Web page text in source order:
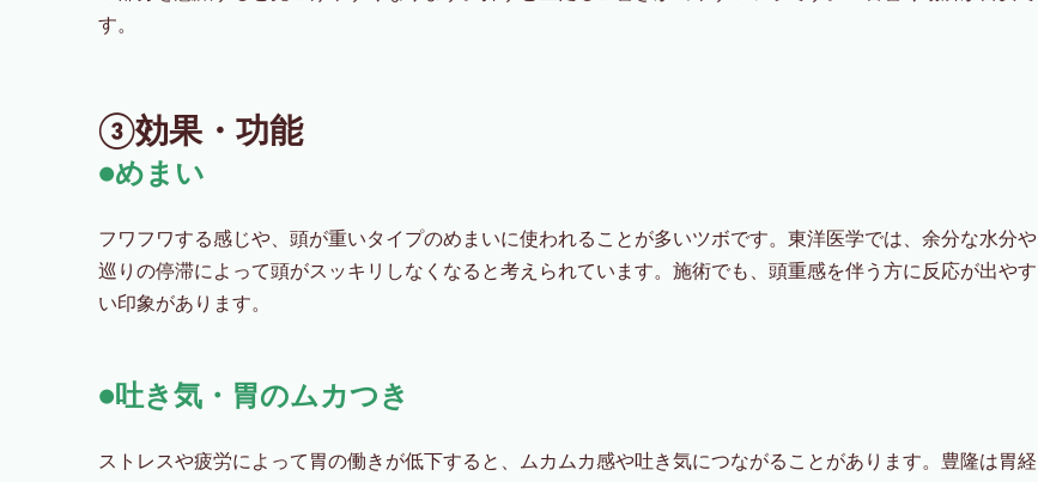
す。
③効果・功能
●めまい
フワフワする感じや、頭が重いタイプのめまいに使われることが多いツボです。東洋医学では、余分な水分や
巡りの停滞によって頭がスッキリしなくなると考えられています。施術でも、頭重感を伴う方に反応が出やす
い印象があります。
●吐き気・胃のムカつき
ストレスや疲労によって胃の働きが低下すると、ムカムカ感や吐き気につながることがあります。豊隆は胃経